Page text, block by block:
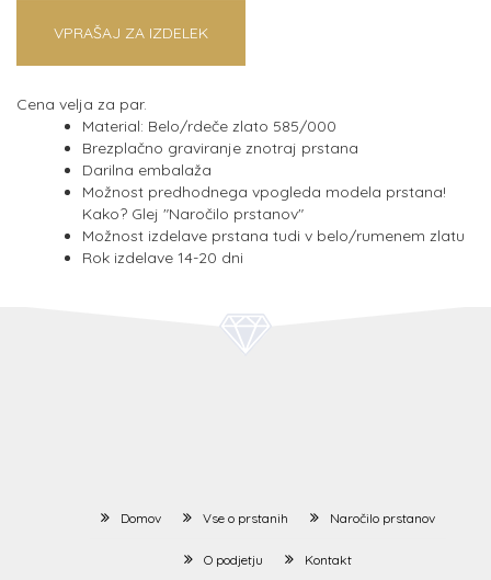
VPRAŠAJ ZA IZDELEK
Cena velja za par.
Material: Belo/rdeče zlato 585/000
Brezplačno graviranje znotraj prstana
Darilna embalaža
Možnost predhodnega vpogleda modela prstana!
Kako? Glej "Naročilo prstanov"
Možnost izdelave prstana tudi v belo/rumenem zlatu
Rok izdelave 14-20 dni
Domov Vse o prstanih Naročilo prstanov
O podjetju Kontakt